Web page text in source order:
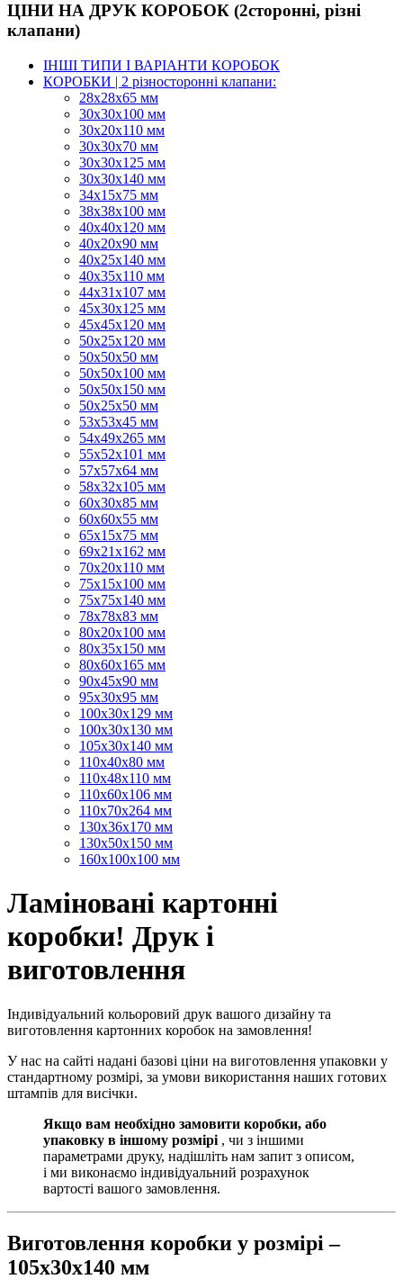
ЦІНИ НА ДРУК КОРОБОК (2сторонні, різні
клапани)
ІНШІ ТИПИ І ВАРІАНТИ КОРОБОК
КОРОБКИ | 2 різносторонні клапани:
28х28х65 мм
30х30х100 мм
30х20х110 мм
30х30х70 мм
30х30х125 мм
30х30х140 мм
34х15х75 мм
38х38х100 мм
40х40х120 мм
40х20х90 мм
40х25х140 мм
40х35х110 мм
44х31х107 мм
45х30х125 мм
45х45х120 мм
50х25х120 мм
50х50х50 мм
50х50х100 мм
50х50х150 мм
50х25х50 мм
53х53х45 мм
54х49х265 мм
55х52х101 мм
57х57х64 мм
58х32х105 мм
60х30х85 мм
60х60х55 мм
65х15х75 мм
69х21х162 мм
70х20х110 мм
75х15х100 мм
75х75х140 мм
78х78х83 мм
80х20х100 мм
80х35х150 мм
80х60х165 мм
90х45х90 мм
95х30х95 мм
100х30х129 мм
100х30х130 мм
105х30х140 мм
110х40х80 мм
110х48х110 мм
110х60х106 мм
110х70х264 мм
130х36х170 мм
130х50х150 мм
160х100х100 мм
Ламіновані картонні
коробки! Друк і
виготовлення
Індивідуальний кольоровий друк вашого дизайну та
виготовлення картонних коробок на замовлення!
У нас на сайті надані базові ціни на виготовлення упаковки у
стандартному розмірі, за умови використання наших готових
штампів для висічки.
Якщо вам необхідно замовити коробки, або
упаковку в іншому розмірі , чи з іншими
параметрами друку, надішліть нам запит з описом,
і ми виконаємо індивідуальний розрахунок
вартості вашого замовлення.
Виготовлення коробки у розмірі –
105х30х140 мм